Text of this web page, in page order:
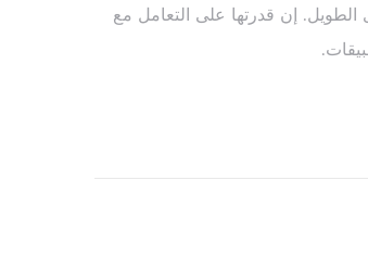
إن قدرتها على التعامل مع